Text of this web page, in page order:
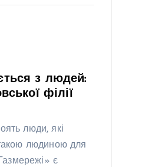
з людей:
філії
люди, які
людиною для
є